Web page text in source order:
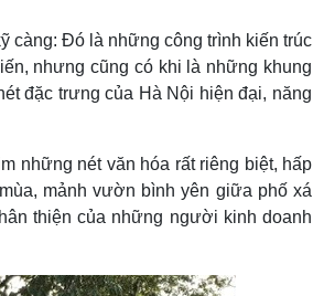
càng: Đó là những công trình kiến trúc
nhưng cũng có khi là những khung
đặc trưng của Hà Nội hiện đại, năng
những nét văn hóa rất riêng biệt, hấp
mảnh vườn bình yên giữa phố xá
thiện của những người kinh doanh